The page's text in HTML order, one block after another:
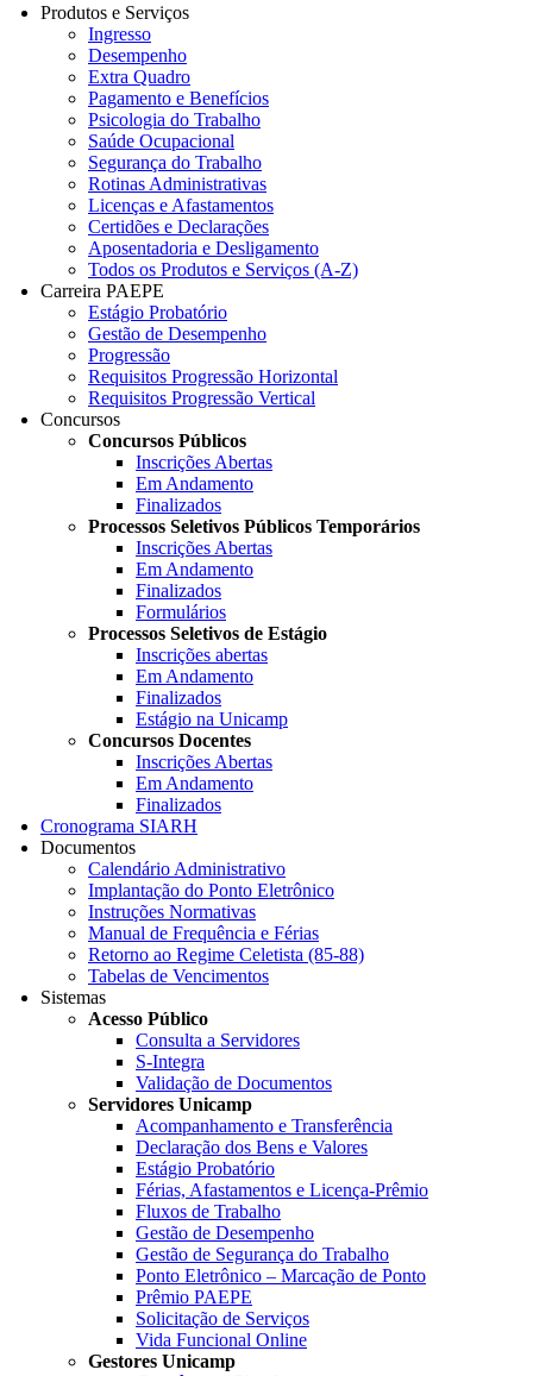
Produtos e Serviços
Ingresso
Desempenho
Extra Quadro
Pagamento e Benefícios
Psicologia do Trabalho
Saúde Ocupacional
Segurança do Trabalho
Rotinas Administrativas
Licenças e Afastamentos
Certidões e Declarações
Aposentadoria e Desligamento
Todos os Produtos e Serviços (A-Z)
Carreira PAEPE
Estágio Probatório
Gestão de Desempenho
Progressão
Requisitos Progressão Horizontal
Requisitos Progressão Vertical
Concursos
Concursos Públicos
Inscrições Abertas
Em Andamento
Finalizados
Processos Seletivos Públicos Temporários
Inscrições Abertas
Em Andamento
Finalizados
Formulários
Processos Seletivos de Estágio
Inscrições abertas
Em Andamento
Finalizados
Estágio na Unicamp
Concursos Docentes
Inscrições Abertas
Em Andamento
Finalizados
Cronograma SIARH
Documentos
Calendário Administrativo
Implantação do Ponto Eletrônico
Instruções Normativas
Manual de Frequência e Férias
Retorno ao Regime Celetista (85-88)
Tabelas de Vencimentos
Sistemas
Acesso Público
Consulta a Servidores
S-Integra
Validação de Documentos
Servidores Unicamp
Acompanhamento e Transferência
Declaração dos Bens e Valores
Estágio Probatório
Férias, Afastamentos e Licença-Prêmio
Fluxos de Trabalho
Gestão de Desempenho
Gestão de Segurança do Trabalho
Ponto Eletrônico – Marcação de Ponto
Prêmio PAEPE
Solicitação de Serviços
Vida Funcional Online
Gestores Unicamp